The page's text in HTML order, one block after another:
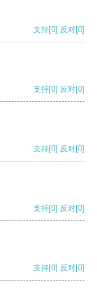
支持[0] 反对[0]
支持[0] 反对[0]
支持[0] 反对[0]
支持[0] 反对[0]
支持[0] 反对[0]